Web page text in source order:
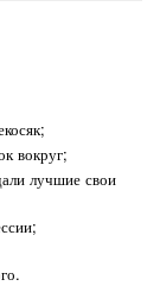
вокруг;
лучшие свои